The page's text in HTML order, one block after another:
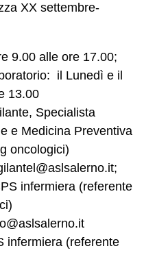
XX settembre-
9.00 alle ore 17.00;
il Lunedì e il
13.00
Specialista
e Medicina Preventiva
oncologici)
infermiera (referente
infermiera (referente